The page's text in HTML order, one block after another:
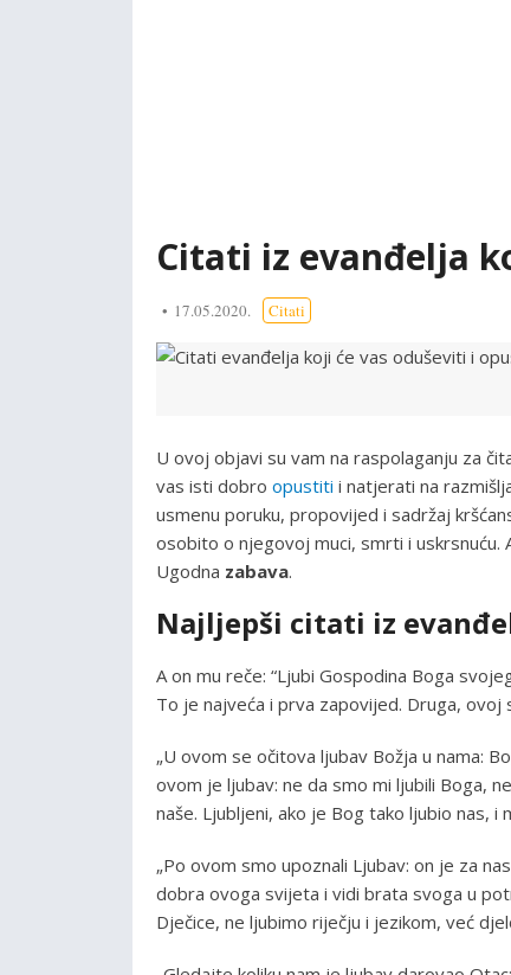
Citati iz evanđelja
17.05.2020. Citati
U ovoj objavi su vam na raspolaganju za
vas isti dobro opustiti i natjerati na
usmenu poruku, propovijed i sadržaj
osobito o njegovoj muci, smrti i
Ugodna zabava.
Najljepši citati iz
A on mu reče: “Ljubi Gospodina Boga
To je najveća i prva zapovijed. Druga, ovoj
„U ovom se očitova ljubav Božja u nama:
ovom je ljubav: ne da smo mi ljubili Boga,
naše. Ljubljeni, ako je Bog tako ljubio nas, i
„Po ovom smo upoznali Ljubav: on je za
dobra ovoga svijeta i vidi brata svoga u
Dječice, ne ljubimo riječju i jezikom, već